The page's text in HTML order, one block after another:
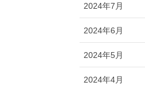
2024年7月
2024年6月
2024年5月
2024年4月